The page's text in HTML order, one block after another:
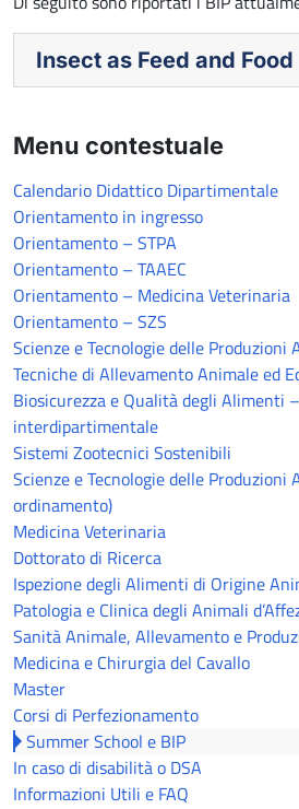
Insect as Feed and Food
Menu contestuale
Calendario Didattico Dipartimentale
Orientamento in ingresso
Orientamento – STPA
Orientamento – TAAEC
Orientamento – Medicina Veterinaria
Orientamento – SZS
Scienze e Tecnologie delle Produzioni
Tecniche di Allevamento Animale ed
Biosicurezza e Qualità degli Alimenti
interdipartimentale
Sistemi Zootecnici Sostenibili
Scienze e Tecnologie delle
ordinamento)
Medicina Veterinaria
Dottorato di Ricerca
Ispezione degli Alimenti di Origine
Patologia e Clinica degli Animali
Sanità Animale, Allevamento e
Medicina e Chirurgia del Cavallo
Master
Corsi di Perfezionamento
Summer School e BIP
In caso di disabilità o DSA
Informazioni Utili e FAQ